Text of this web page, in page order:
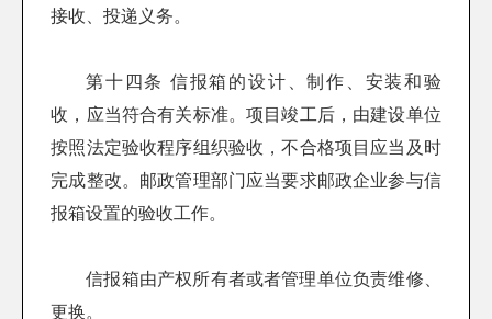
接收、投递义务。
第十四条 信报箱的设计、制作、安装和验
收，应当符合有关标准。项目竣工后，由建设单位
按照法定验收程序组织验收，不合格项目应当及时
完成整改。邮政管理部门应当要求邮政企业参与信
报箱设置的验收工作。
信报箱由产权所有者或者管理单位负责维修、
更换。